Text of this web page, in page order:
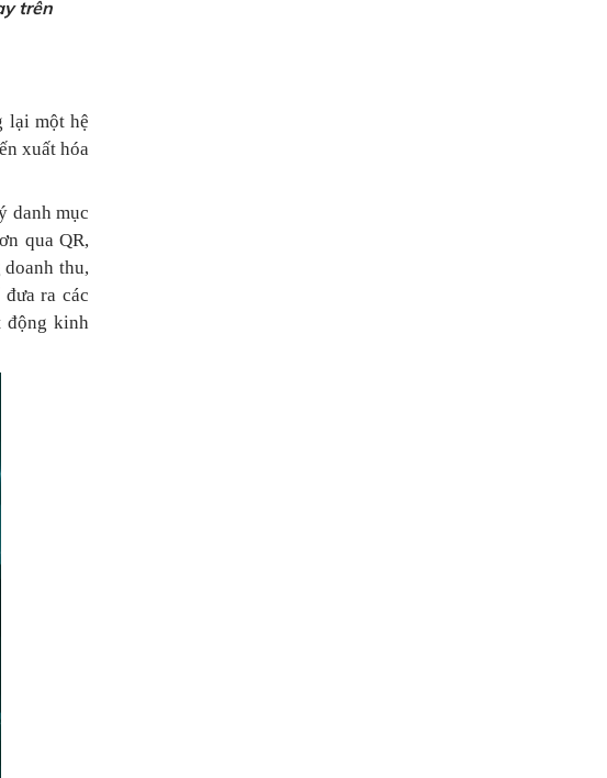
trên
lại một hệ
xuất hóa
danh mục
qua QR,
thu,
đưara các
động kinh